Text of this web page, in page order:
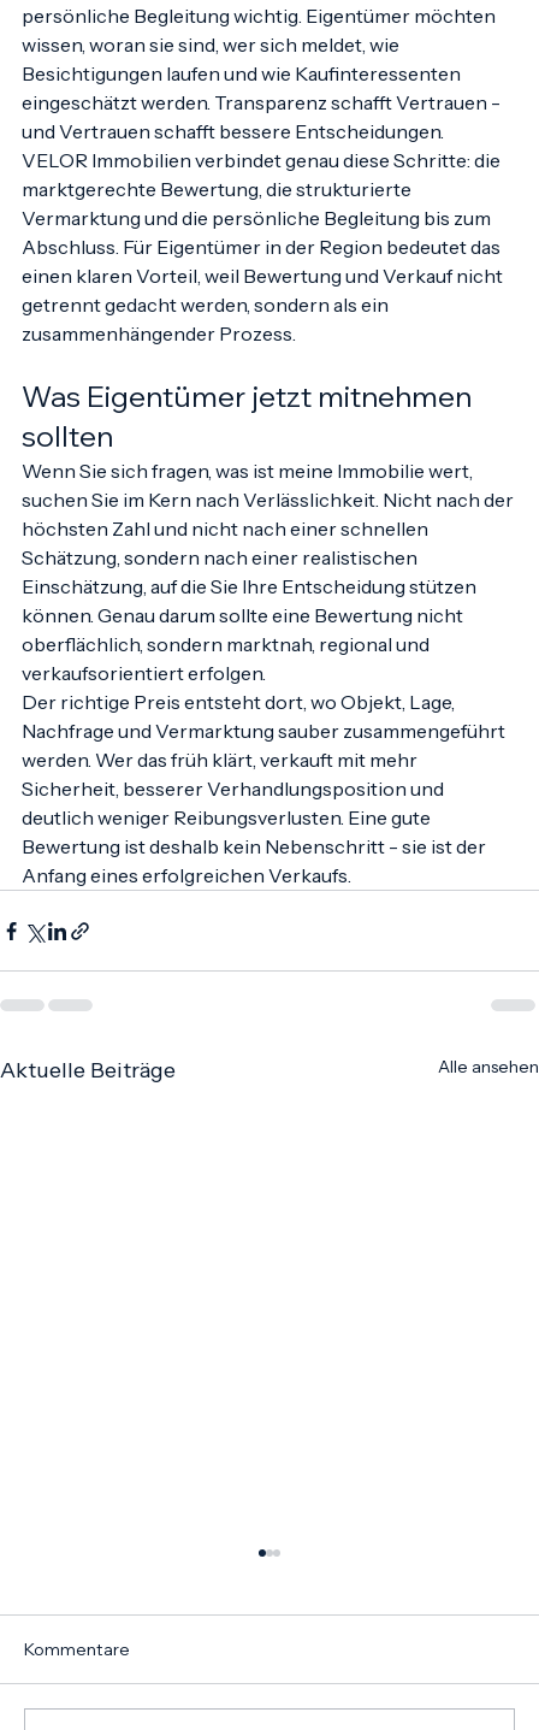
Gerade bei emotionalen Immobilienverkäufen ist
persönliche Begleitung wichtig. Eigentümer möchten
wissen, woran sie sind, wer sich meldet, wie
Besichtigungen laufen und wie Kaufinteressenten
eingeschätzt werden. Transparenz schafft Vertrauen -
und Vertrauen schafft bessere Entscheidungen.
VELOR Immobilien verbindet genau diese Schritte: die
marktgerechte Bewertung, die strukturierte
Vermarktung und die persönliche Begleitung bis zum
Abschluss. Für Eigentümer in der Region bedeutet das
einen klaren Vorteil, weil Bewertung und Verkauf nicht
getrennt gedacht werden, sondern als ein
Was Eigentümer jetzt mitnehmen
sollten
Wenn Sie sich fragen, was ist meine Immobilie wert,
suchen Sie im Kern nach Verlässlichkeit. Nicht nach der
höchsten Zahl und nicht nach einer schnellen
Schätzung, sondern nach einer realistischen
Einschätzung, auf die Sie Ihre Entscheidung stützen
können. Genau darum sollte eine Bewertung nicht
oberflächlich, sondern marktnah, regional und
verkaufsorientiert erfolgen.
Der richtige Preis entsteht dort, wo Objekt, Lage,
Nachfrage und Vermarktung sauber zusammengeführt
werden. Wer das früh klärt, verkauft mit mehr
Sicherheit, besserer Verhandlungsposition und
deutlich weniger Reibungsverlusten. Eine gute
Bewertung ist deshalb kein Nebenschritt - sie ist der